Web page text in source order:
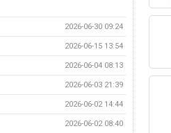
2026-06-30 09:24
2026-06-15 13:54
2026-06-04 08:13
2026-06-03 21:39
2026-06-02 14:44
2026-06-02 08:40